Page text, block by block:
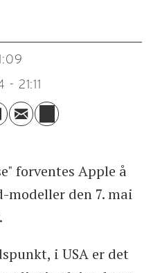
- 21:11
forventes Apple å
modeller den 7. mai
i USA er det